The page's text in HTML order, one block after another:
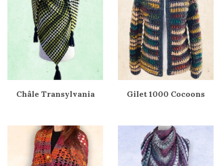
Châle Transylvania Gilet 1000 Cocoons